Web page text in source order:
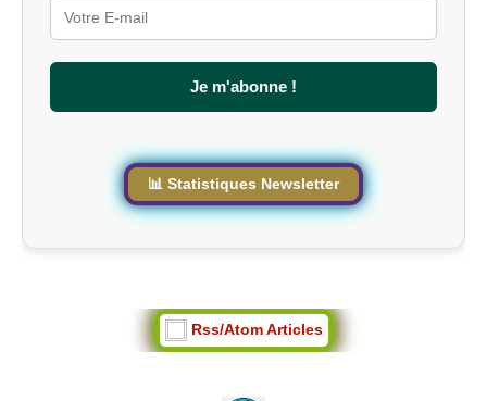
r
l
e
Je m'abonne !
📊 Statistiques Newsletter
Rss/Atom Articles